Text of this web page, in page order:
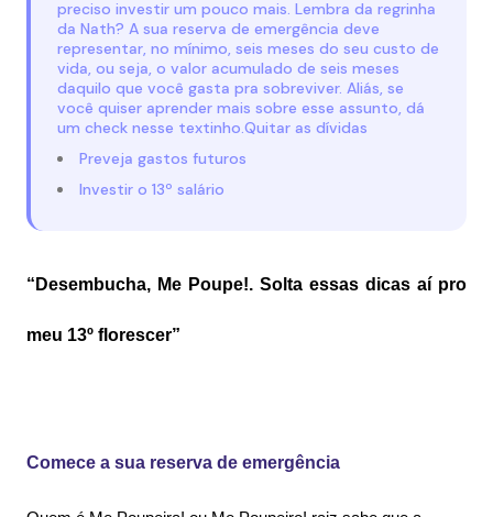
preciso investir um pouco mais. Lembra da regrinha
da Nath? A sua reserva de emergência deve
representar, no mínimo, seis meses do seu custo de
vida, ou seja, o valor acumulado de seis meses
daquilo que você gasta pra sobreviver. Aliás, se
você quiser aprender mais sobre esse assunto, dá
um check nesse textinho.Quitar as dívidas
Preveja gastos futuros
Investir o 13º salário
“Desembucha, Me Poupe!. Solta essas dicas aí pro
meu 13º florescer”
Comece a sua reserva de emergência